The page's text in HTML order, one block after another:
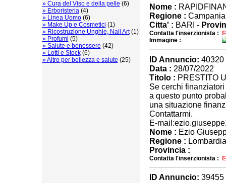
» Cura del Viso e della pelle (6)
» Erboristeria(4)
» Linea Uomo(6)
» Make Up e Cosmetici (1)
» Ricostruzione Unghie, Nail Art(1)
» Profumi (5)
» Salute e benessere (42)
» Lotti e Stock(6)
» Altro per bellezza e salute (25)
Nome :
Regione : Campania
Citta' : BARI -
Contatta l'inserzionista :
Immagine :
ID Annuncio: 40320
Data : 28/07/2022
Titolo : PRESTITO
Se cerchi
a questo punto
una situazione
Contattarmi.
E-
Nome : Ezio
Regione : Lombardia
Provincia :
Contatta l'inserzionista :
ID Annuncio: 39455